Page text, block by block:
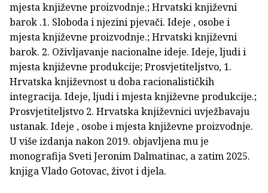
mjesta književne proizvodnje.; Hrvatski književni
barok .1. Sloboda i njezini pjevači. Ideje , osobe i
mjesta književne proizvodnje.; Hrvatski književni
barok. 2. Oživljavanje nacionalne ideje. Ideje, ljudi i
mjesta književne produkcije; Prosvjetiteljstvo, 1.
Hrvatska književnost u doba racionalističkih
integracija. Ideje, ljudi i mjesta književne produkcije.;
Prosvjetiteljstvo 2. Hrvatska književnici uvježbavaju
ustanak. Ideje , osobe i mjesta književne proizvodnje.
U više izdanja nakon 2019. objavljena mu je
monografija Sveti Jeronim Dalmatinac, a zatim 2025.
knjiga Vlado Gotovac, život i djela.